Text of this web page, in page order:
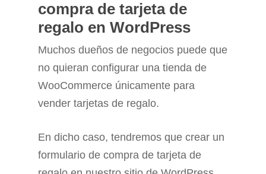
compra de tarjeta de
regalo en WordPress
Muchos dueños de negocios puede que
no quieran configurar una tienda de
WooCommerce únicamente para
vender tarjetas de regalo.
En dicho caso, tendremos que crear un
formulario de compra de tarjeta de